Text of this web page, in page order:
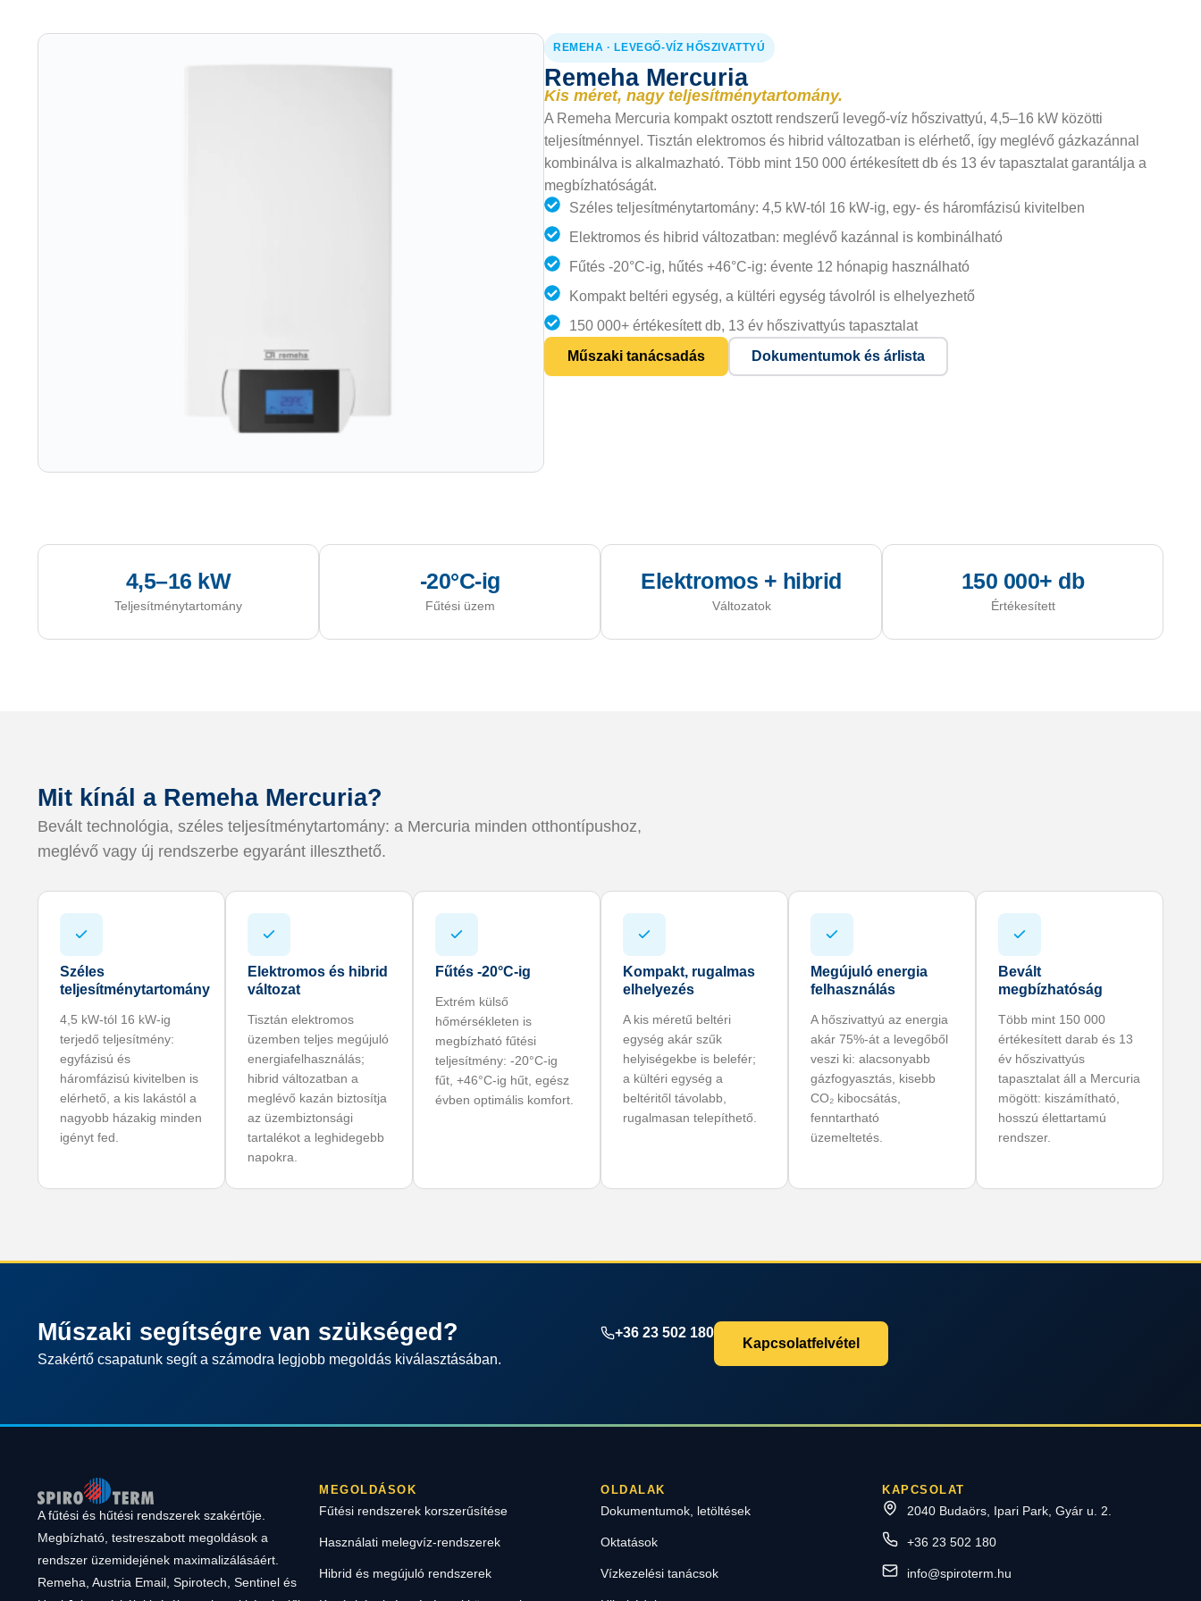
REMEHA · LEVEGŐ-VÍZ HŐSZIVATTYÚ
Remeha Mercuria
Kis méret, nagy teljesítménytartomány.
A Remeha Mercuria kompakt osztott rendszerű levegő-víz hőszivattyú, 4,5–16 kW közötti
teljesítménnyel. Tisztán elektromos és hibrid változatban is elérhető, így meglévő gázkazánnal
kombinálva is alkalmazható. Több mint 150 000 értékesített db és 13 év tapasztalat garantálja a
megbízhatóságát.
Széles teljesítménytartomány: 4,5 kW-tól 16 kW-ig, egy- és háromfázisú kivitelben
Elektromos és hibrid változatban: meglévő kazánnal is kombinálható
Fűtés -20°C-ig, hűtés +46°C-ig: évente 12 hónapig használható
Kompakt beltéri egység, a kültéri egység távolról is elhelyezhető
150 000+ értékesített db, 13 év hőszivattyús tapasztalat
Műszaki tanácsadás
Dokumentumok és árlista
4,5–16 kW
Teljesítménytartomány
-20°C-ig
Fűtési üzem
Elektromos + hibrid
Változatok
150 000+ db
Értékesített
Mit kínál a Remeha Mercuria?
Bevált technológia, széles teljesítménytartomány: a Mercuria minden otthontípushoz,
meglévő vagy új rendszerbe egyaránt illeszthető.
Széles
teljesítménytartomány
4,5 kW-tól 16 kW-ig
terjedő teljesítmény:
egyfázisú és
háromfázisú kivitelben is
elérhető, a kis lakástól a
nagyobb házakig minden
igényt fed.
Elektromos és hibrid
változat
Tisztán elektromos
üzemben teljes megújuló
energiafelhasználás;
hibrid változatban a
meglévő kazán biztosítja
az üzembiztonsági
tartalékot a leghidegebb
napokra.
Fűtés -20°C-ig
Extrém külső
hőmérsékleten is
megbízható fűtési
teljesítmény: -20°C-ig
fűt, +46°C-ig hűt, egész
évben optimális komfort.
Kompakt, rugalmas
elhelyezés
A kis méretű beltéri
egység akár szűk
helyiségekbe is belefér;
a kültéri egység a
beltéritől távolabb,
rugalmasan telepíthető.
Megújuló energia
felhasználás
A hőszivattyú az energia
akár 75%-át a levegőből
veszi ki: alacsonyabb
gázfogyasztás, kisebb
CO₂ kibocsátás,
fenntartható
üzemeltetés.
Bevált
megbízhatóság
Több mint 150 000
értékesített darab és 13
év hőszivattyús
tapasztalat áll a Mercuria
mögött: kiszámítható,
hosszú élettartamú
rendszer.
Műszaki segítségre van szükséged?
Szakértő csapatunk segít a számodra legjobb megoldás kiválasztásában.
+36 23 502 180
Kapcsolatfelvétel
A fűtési és hűtési rendszerek szakértője.
Megbízható, testreszabott megoldások a
rendszer üzemidejének maximalizálásáért.
Remeha, Austria Email, Spirotech, Sentinel és
MEGOLDÁSOK
Fűtési rendszerek korszerűsítése
Használati melegvíz-rendszerek
Hibrid és megújuló rendszerek
OLDALAK
Dokumentumok, letöltések
Oktatások
Vízkezelési tanácsok
KAPCSOLAT
2040 Budaörs, Ipari Park, Gyár u. 2.
+36 23 502 180
info@spiroterm.hu